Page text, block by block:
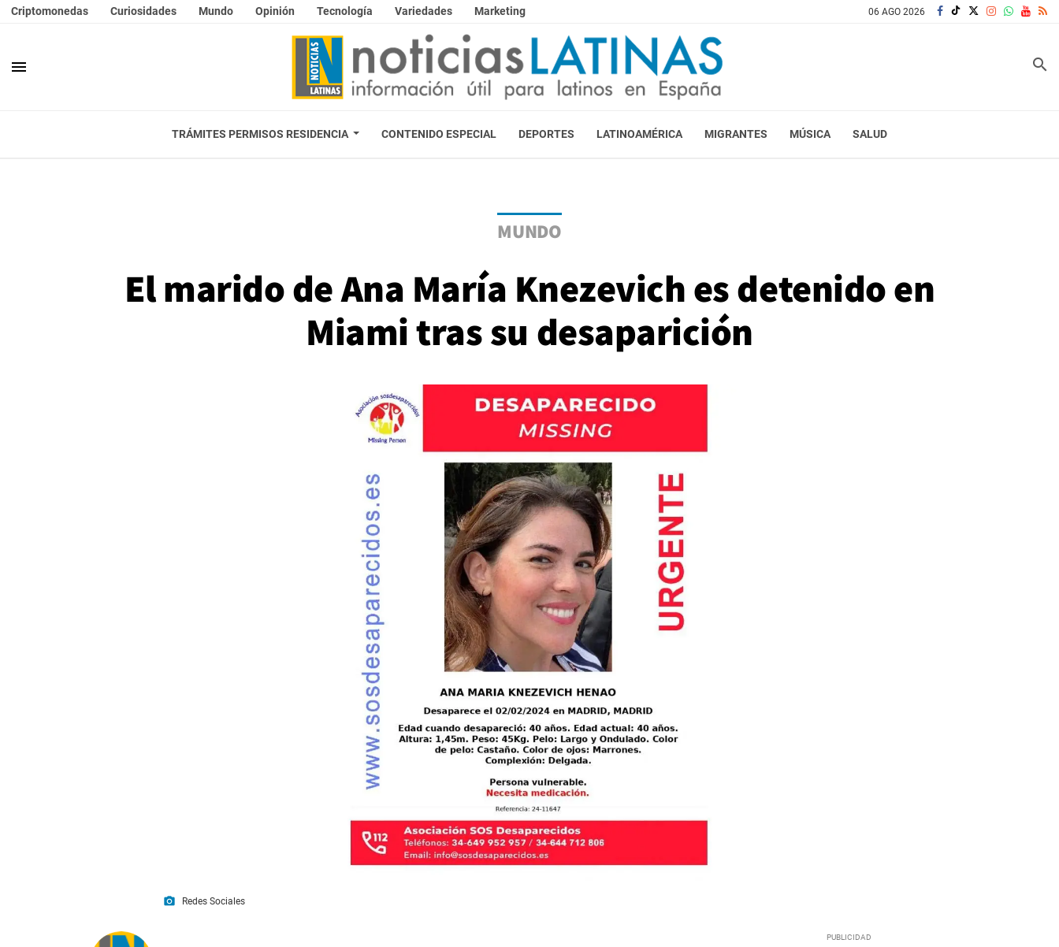
Criptomonedas Curiosidades Mundo Opinión Tecnología Variedades Marketing 06 AGO 2026
menu search
TRÁMITES PERMISOS RESIDENCIA CONTENIDO ESPECIAL DEPORTES LATINOAMÉRICA MIGRANTES MÚSICA SALUD
MUNDO
El marido de Ana María Knezevich es detenido en
Miami tras su desaparición
photo_camera Redes Sociales